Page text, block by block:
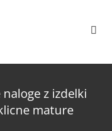
z izdelki
mature